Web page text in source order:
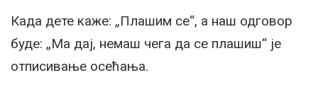
Када дете каже: „Плашим се“, а наш одговор
буде: „Ма дај, немаш чега да се плашиш“ је
отписивање осећања.